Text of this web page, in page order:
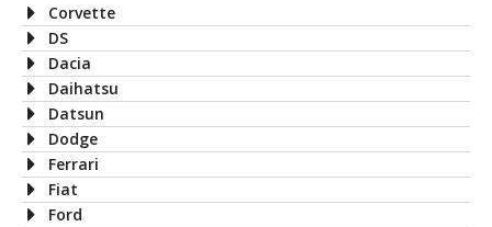
Corvette
DS
Dacia
Daihatsu
Datsun
Dodge
Ferrari
Fiat
Ford